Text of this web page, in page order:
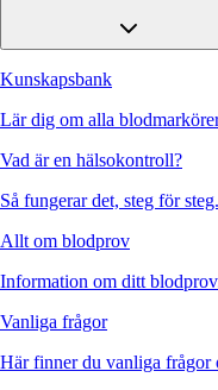
Kunskapsbank
Lär dig om alla
Vad är en hälsokontroll?
Så fungerar det, steg för steg.
Allt om blodprov
Information om ditt
Vanliga frågor
Här finner du vanliga frågor